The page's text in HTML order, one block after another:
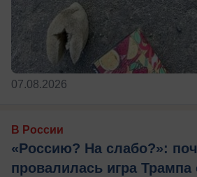
07.08.2026
В России
«Россию? На слабо?»:
провалилась игра